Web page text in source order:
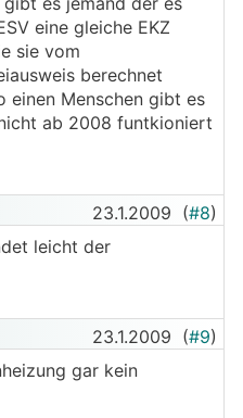
eine gleiche EKZ
sie vom
berechnet
einen Menschen gibt es
ab 2008 funtkioniert
23.1.2009 (#8)
leicht der
23.1.2009 (#9)
gar kein